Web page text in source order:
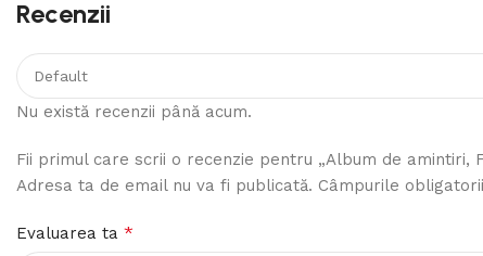
Recenzii
Nu există recenzii până acum.
Fii primul care scrii o recenzie pentru „Album de amintiri,
Adresa ta de email nu va fi publicată. Câmpurile
Evaluarea ta *